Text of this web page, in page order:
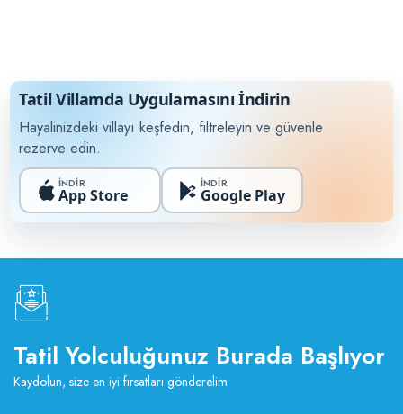
Tatil Villamda Uygulamasını İndirin
Hayalinizdeki villayı keşfedin, filtreleyin ve güvenle
rezerve edin.
İNDİR
App Store
İNDİR
Google Play
Tatil Yolculuğunuz Burada Başlıyor
Kaydolun, size en iyi fırsatları gönderelim